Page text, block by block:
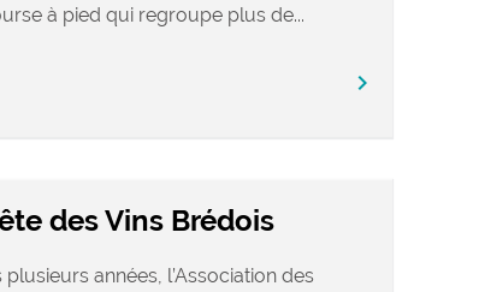
à pied qui regroupe plus de...
chevron_right
des Vins Brédois
plusieurs années, l’Association des